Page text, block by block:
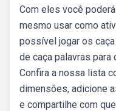
Com eles você
mesmo usar como
possível jogar os
de caça palavras para
Confira a nossa lista
dimensões, adicione
e compartilhe com